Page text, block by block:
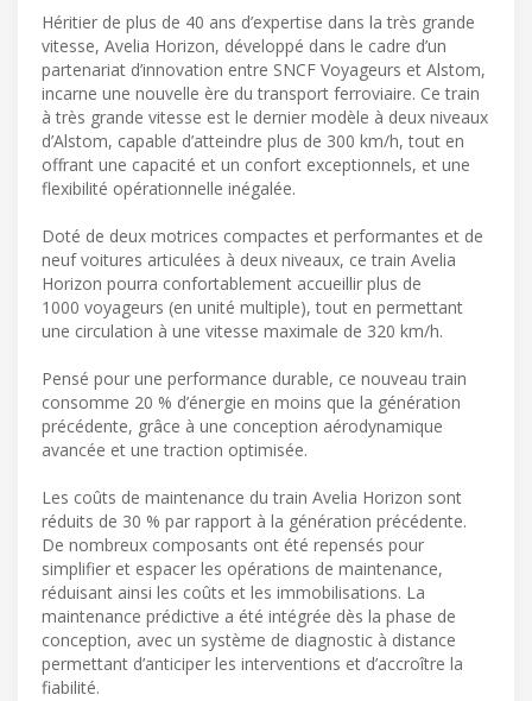
Héritier de plus de 40 ans d’expertise dans la très grande
vitesse, Avelia Horizon, développé dans le cadre d’un
partenariat d’innovation entre SNCF Voyageurs et Alstom,
incarne une nouvelle ère du transport ferroviaire. Ce train
à très grande vitesse est le dernier modèle à deux niveaux
d’Alstom, capable d’atteindre plus de 300 km/h, tout en
offrant une capacité et un confort exceptionnels, et une
flexibilité opérationnelle inégalée.
Doté de deux motrices compactes et performantes et de
neuf voitures articulées à deux niveaux, ce train Avelia
Horizon pourra confortablement accueillir plus de
1000 voyageurs (en unité multiple), tout en permettant
une circulation à une vitesse maximale de 320 km/h.
Pensé pour une performance durable, ce nouveau train
consomme 20 % d’énergie en moins que la génération
précédente, grâce à une conception aérodynamique
avancée et une traction optimisée.
Les coûts de maintenance du train Avelia Horizon sont
réduits de 30 % par rapport à la génération précédente.
De nombreux composants ont été repensés pour
simplifier et espacer les opérations de maintenance,
réduisant ainsi les coûts et les immobilisations. La
maintenance prédictive a été intégrée dès la phase de
conception, avec un système de diagnostic à distance
permettant d’anticiper les interventions et d’accroître la
fiabilité.